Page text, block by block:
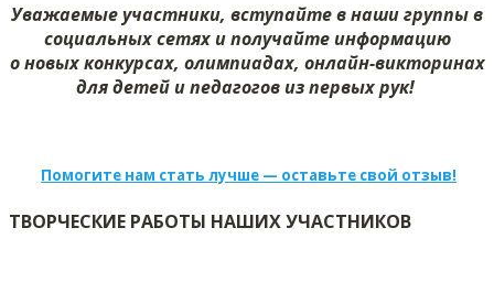
Уважаемые участники, вступайте в наши группы в
социальных сетях и получайте информацию
о новых конкурсах, олимпиадах, онлайн-викторинах
для детей и педагогов из первых рук!
Помогите нам стать лучше — оставьте свой отзыв!
ТВОРЧЕСКИЕ РАБОТЫ НАШИХ УЧАСТНИКОВ